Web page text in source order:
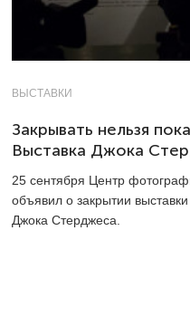
ВЫСТАВКИ
Закрывать нельзя
Выставка Джока
25 сентября Центр
объявил о закрытии
Джока Стерджеса.